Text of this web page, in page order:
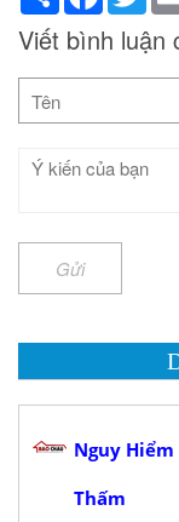
Viết bình luận
Gửi
Nguy Hiểm
Thấm